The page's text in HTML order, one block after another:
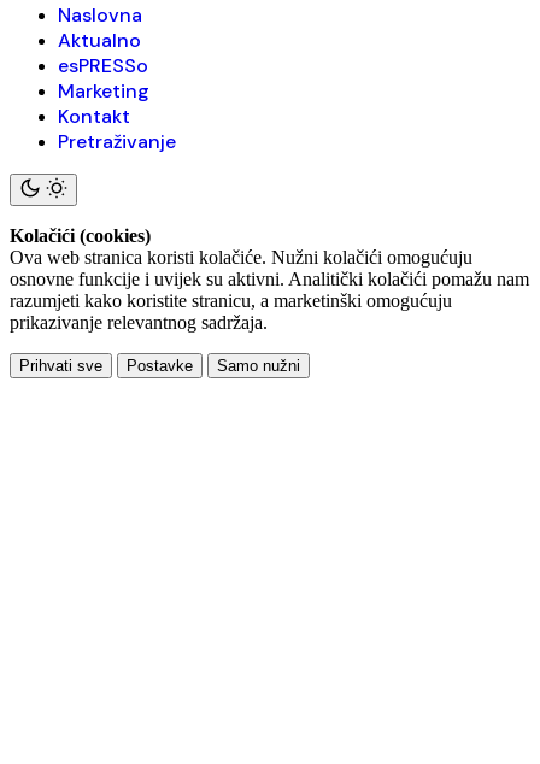
Naslovna
Aktualno
esPRESSo
Marketing
Kontakt
Pretraživanje
Kolačići (cookies)
Ova web stranica koristi kolačiće. Nužni kolačići omogućuju
osnovne funkcije i uvijek su aktivni. Analitički kolačići pomažu nam
razumjeti kako koristite stranicu, a marketinški omogućuju
prikazivanje relevantnog sadržaja.
Prihvati sve Postavke Samo nužni